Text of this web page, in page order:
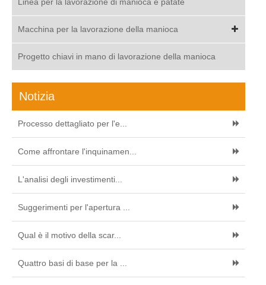
Macchina per la lavorazione della manioca
Progetto chiavi in mano di lavorazione della manioca
Notizia
Processo dettagliato per l'e...
Come affrontare l'inquinamen...
L'analisi degli investimenti...
Suggerimenti per l'apertura ...
Qual è il motivo della scar...
Quattro basi di base per la ...